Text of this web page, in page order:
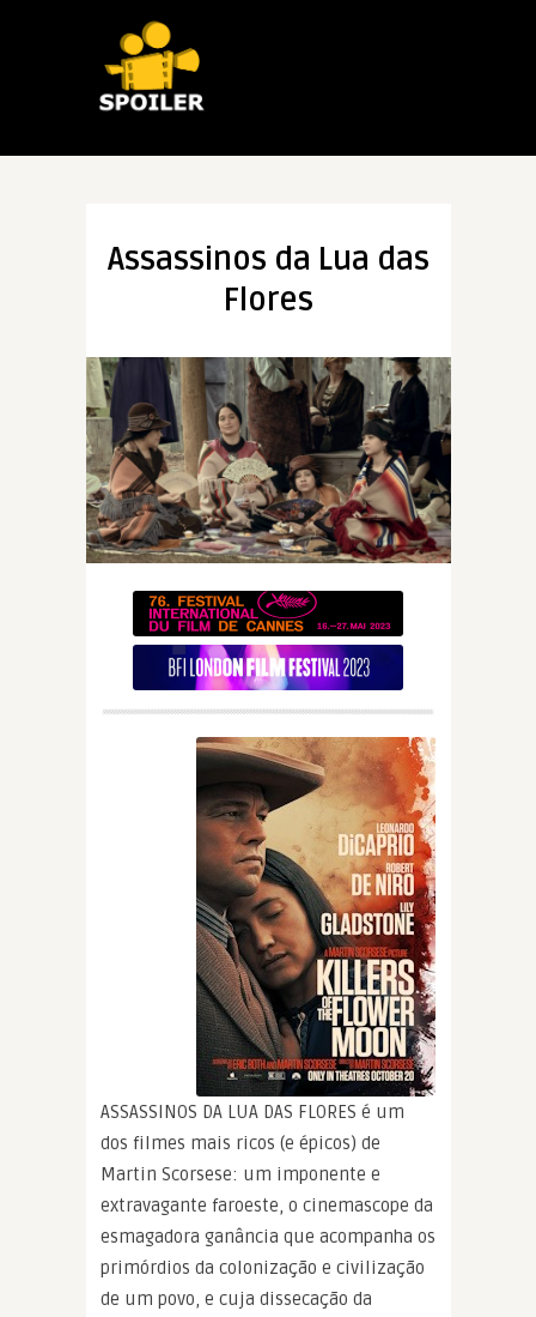
Assassinos da Lua das
Flores
ASSASSINOS DA LUA DAS FLORES é um
dos filmes mais ricos (e épicos) de
Martin Scorsese: um imponente e
extravagante faroeste, o cinemascope da
esmagadora ganância que acompanha os
primórdios da colonização e civilização
de um povo, e cuja dissecação da